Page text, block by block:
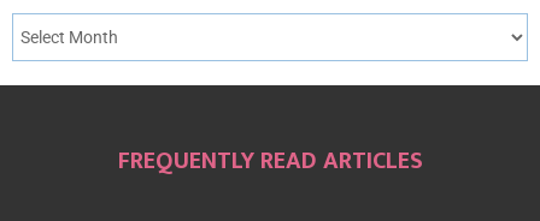
FREQUENTLY READ ARTICLES